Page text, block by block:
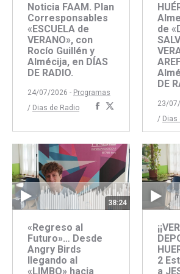
Noticia FAAM. Plan
Corresponsables
«ESCUELA de
VERANO», con
Rocío Guillén y
Almécija, en DÍAS
DE RADIO.
24/07/2026 - Programas
/ Dias de Radio
Compartir
Facebook
Twitter
de
DE
23/
/ Dias
38:24
«Regreso al
Futuro»… Desde
Angry Birds
llegando al
«LIMBO» hacia
2
a